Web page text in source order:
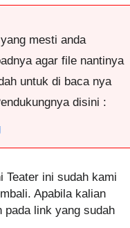
mesti anda
agar file nantinya
untuk di baca nya
disini :
Teater ini sudah kami
Apabila kalian
pada link yang sudah